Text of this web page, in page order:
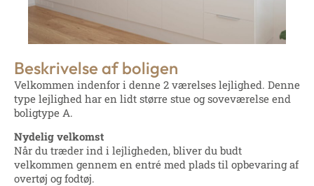
Beskrivelse af boligen
Velkommen indenfor i denne 2 værelses lejlighed. Denne
type lejlighed har en lidt større stue og soveværelse end
boligtype A.
Nydelig velkomst
Når du træder ind i lejligheden, bliver du budt
velkommen gennem en entré med plads til opbevaring af
overtøj og fodtøj.